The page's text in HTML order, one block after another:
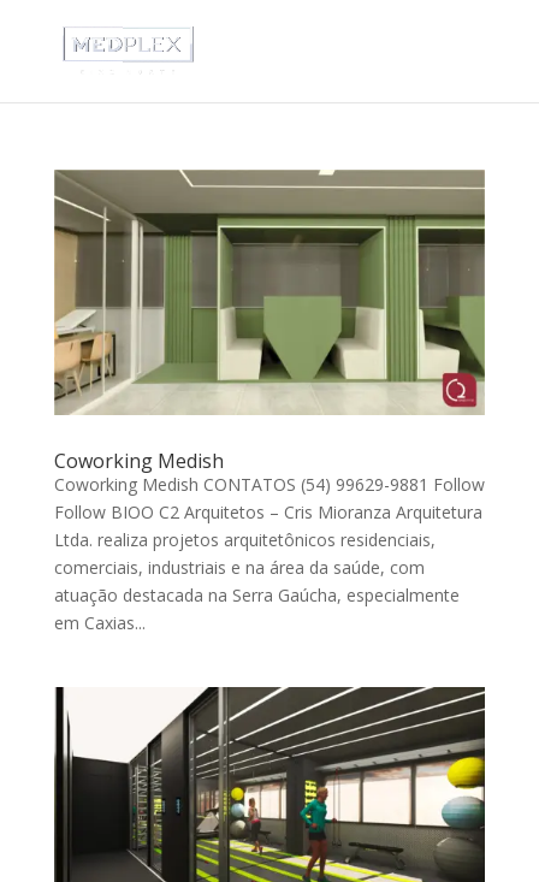
Coworking Medish
Coworking Medish CONTATOS (54) 99629-9881 Follow
Follow BIOO C2 Arquitetos – Cris Mioranza Arquitetura
Ltda. realiza projetos arquitetônicos residenciais,
comerciais, industriais e na área da saúde, com
atuação destacada na Serra Gaúcha, especialmente
em Caxias...